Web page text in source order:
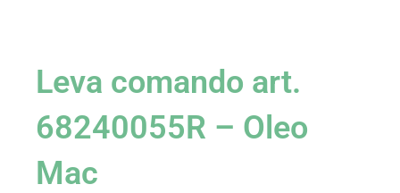
Leva comando art.
68240055R – Oleo
Mac